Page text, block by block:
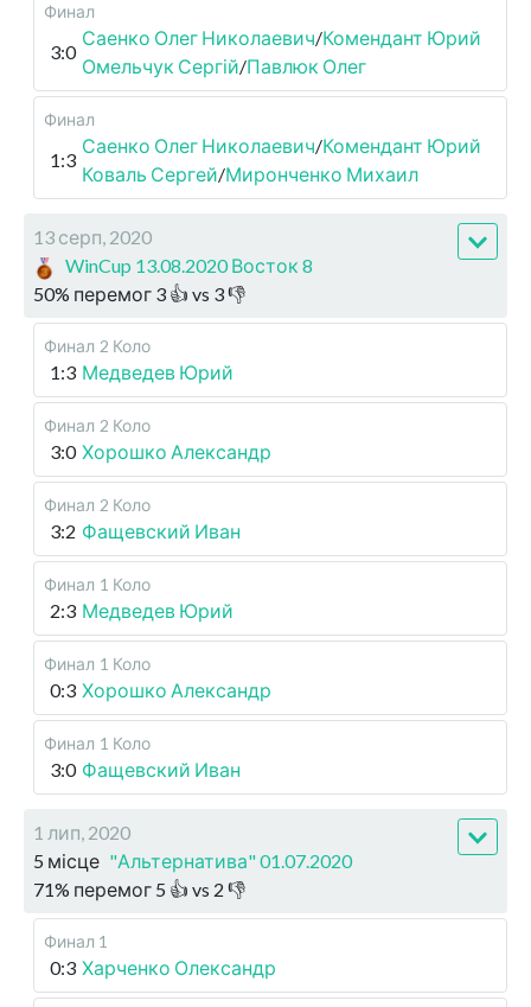
Финал
3:0
Саенко Олег Николаевич/Комендант Юрий
Омельчук Сергій/Павлюк Олег
Финал
1:3
Саенко Олег Николаевич/Комендант Юрий
Коваль Сергей/Миронченко Михаил
13 серп, 2020
WinCup 13.08.2020 Восток 8
50% перемог 3 👍 vs 3👎
Финал 2 Коло
1:3 Медведев Юрий
Финал 2 Коло
3:0 Хорошко Александр
Финал 2 Коло
3:2 Фащевский Иван
Финал 1 Коло
2:3 Медведев Юрий
Финал 1 Коло
0:3 Хорошко Александр
Финал 1 Коло
3:0 Фащевский Иван
1 лип, 2020
5 місце "Альтернатива" 01.07.2020
71% перемог 5 👍 vs 2 👎
Финал 1
0:3 Харченко Олександр